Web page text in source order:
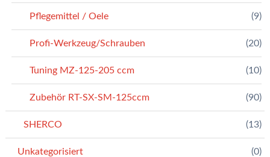
Pflegemittel / Oele (9)
Profi-Werkzeug/Schrauben (20)
Tuning MZ-125-205 ccm (10)
Zubehör RT-SX-SM-125ccm (90)
SHERCO (13)
Unkategorisiert (0)